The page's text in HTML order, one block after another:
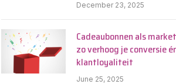
December 23, 2025
Cadeaubonnen als
zo verhoog je conversie
klantloyaliteit
June 25, 2025